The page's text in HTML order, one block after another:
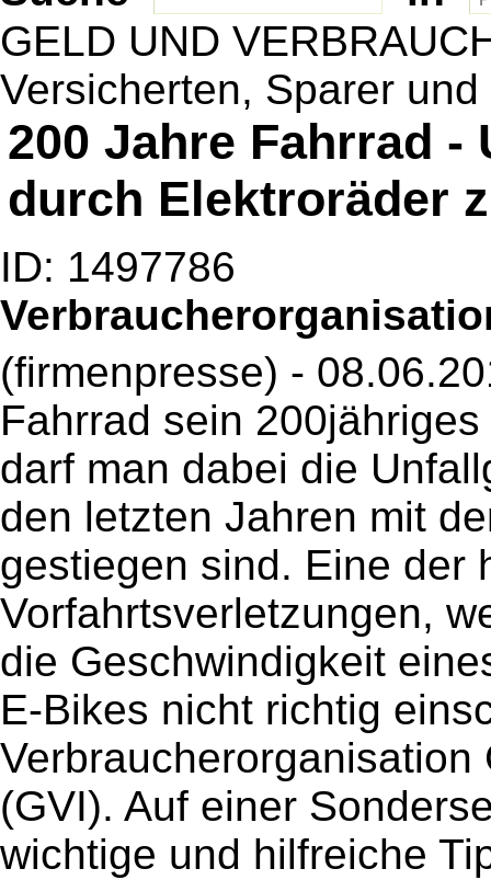
GELD UND
Versicherten, Sparer
200 Jahre Fahrrad -
durch Elektroräder
ID: 1497786
(firmenpresse) -
Fahrrad sein
darf man dabei die
den letzten Jahren mit
gestiegen sind. Eine der
Vorfahrtsverletzungen,
die Geschwindigkeit
E-Bikes nicht richtig
Verbraucherorganisation
(GVI). Auf einer
wichtige und hilfreiche